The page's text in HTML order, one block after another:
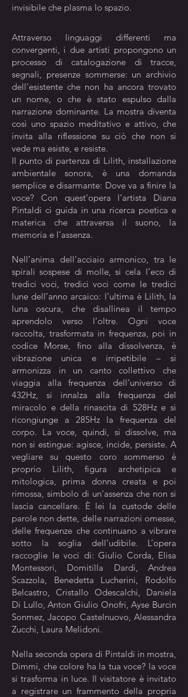
invisibile che plasma lo spazio.
Attraverso linguaggi differenti ma
convergenti, i due artisti propongono un
processo di catalogazione di tracce,
segnali, presenze sommerse: un archivio
dell’esistente che non ha ancora trovato
un nome, o che è stato espulso dalla
narrazione dominante. La mostra diventa
così uno spazio meditativo e attivo, che
invita alla riflessione su ciò che non si
vede ma esiste, e resiste.
Il punto di partenza di Lilith, installazione
ambientale sonora, è una domanda
semplice e disarmante: Dove va a finire la
voce? Con quest’opera l’artista Diana
Pintaldi ci guida in una ricerca poetica e
materica che attraversa il suono, la
memoria e l’assenza.
Nell’anima dell’acciaio armonico, tra le
spirali sospese di molle, si cela l’eco di
tredici voci, tredici voci come le tredici
lune dell’anno arcaico: l’ultima è Lilith, la
luna oscura, che disallinea il tempo
aprendolo verso l’oltre. Ogni voce
raccolta, trasformata in frequenza, poi in
codice Morse, fino alla dissolvenza, è
vibrazione unica e irripetibile – si
armonizza in un canto collettivo che
viaggia alla frequenza dell’universo di
432Hz, si innalza alla frequenza del
miracolo e della rinascita di 528Hz e si
ricongiunge a 285Hz la frequenza del
corpo. La voce, quindi, si dissolve, ma
non si estingue: agisce, incide, persiste. A
vegliare su questo coro sommerso è
proprio Lilith, figura archetipica e
mitologica, prima donna creata e poi
rimossa, simbolo di un’assenza che non si
lascia cancellare. È lei la custode delle
parole non dette, delle narrazioni omesse,
delle frequenze che continuano a vibrare
sotto la soglia dell’udibile. L’opera
raccoglie le voci di: Giulio Corda, Elisa
Montessori, Domitilla Dardi, Andrea
Scazzola, Benedetta Lucherini, Rodolfo
Belcastro, Cristallo Odescalchi, Daniela
Di Lullo, Anton Giulio Onofri, Ayse Burcin
Sonmez, Jacopo Castelnuovo, Alessandra
Zucchi, Laura Melidoni.
Nella seconda opera di Pintaldi in mostra,
Dimmi, che colore ha la tua voce? la voce
si trasforma in luce. Il visitatore è invitato
a registrare un frammento della propria